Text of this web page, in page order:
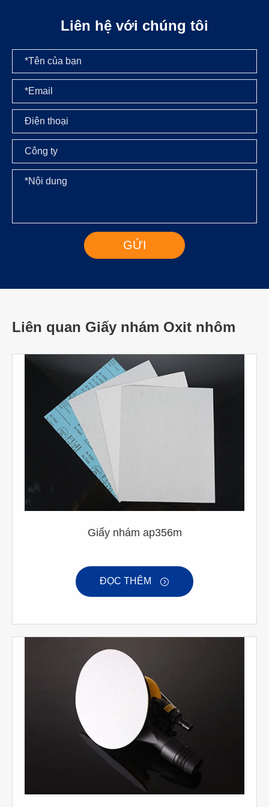
Liên hệ với chúng tôi
Liên quan Giấy nhám Oxit nhôm
Giấy nhám ap356m
ĐỌC THÊM 